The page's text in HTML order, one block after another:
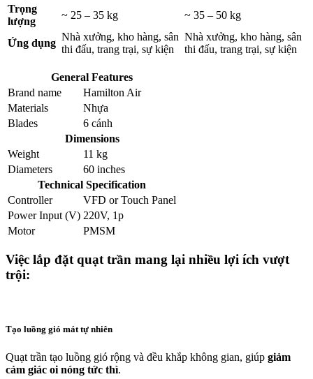
Trọng
lượng
~ 25 – 35 kg ~ 35 – 50 kg
Ứng dụng
Nhà xưởng, kho hàng, sân
thi đấu, trang trại, sự kiện
Nhà xưởng, kho hàng, sân
thi đấu, trang trại, sự kiện
General Features
Brand name
Hamilton Air
Materials
Nhựa
Blades
6 cánh
Dimensions
Weight
11 kg
Diameters
60 inches
Technical Specification
Controller
VFD orTouch Panel
Power Input (V) 220V, 1p
Motor
PMSM
Việc lắp đặt quạt trần mang lại nhiều lợi ích vượt
trội:
Tạo luồng gió mát tự nhiên
Quạt trần tạo luồng gió rộng và đều khắp không gian, giúp giảm
cảm giác oi nóng tức thì.